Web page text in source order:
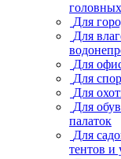
Для
Для
Для
Для
Для
Для
палаток
Для
тентов